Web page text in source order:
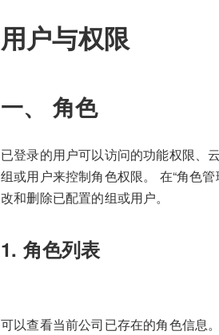
用户与权限
一、 角色
已登录的用户可以访问的功能权限、
组或用户来控制角色权限。 在“角色
改和删除已配置的组或用户。
1. 角色列表
可以查看当前公司已存在的角色信息。